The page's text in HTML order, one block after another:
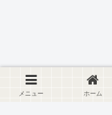
メニュー ホーム